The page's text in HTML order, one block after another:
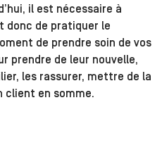
il est nécessaire à
donc de pratiquer le
de prendre soin de vos
prendre de leur nouvelle,
les rassurer, mettre de la
client en somme.